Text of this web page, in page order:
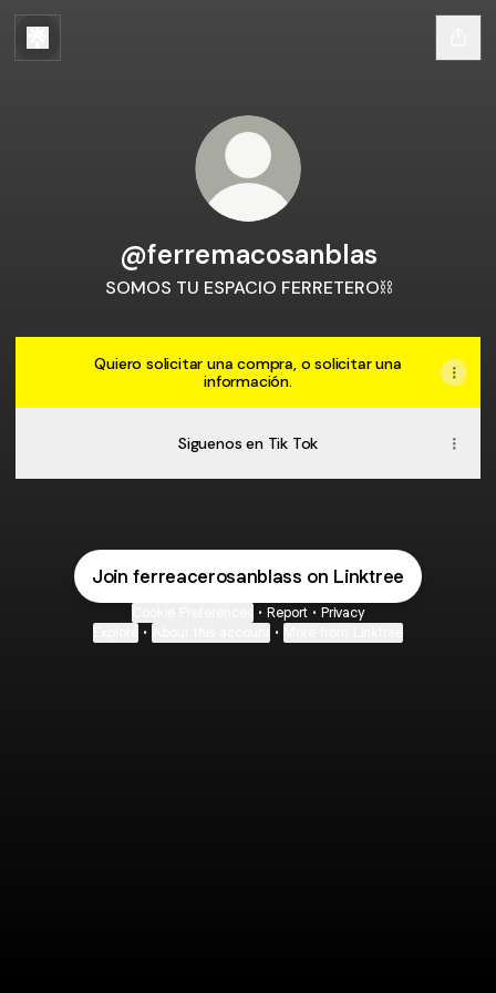
@ferremacosanblas
SOMOS TU ESPACIO FERRETERO⛓️
Quiero solicitar una compra, o solicitar una
información.
Siguenos en Tik Tok
Join ferreacerosanblass on Linktree
• Report • Privacy
• •